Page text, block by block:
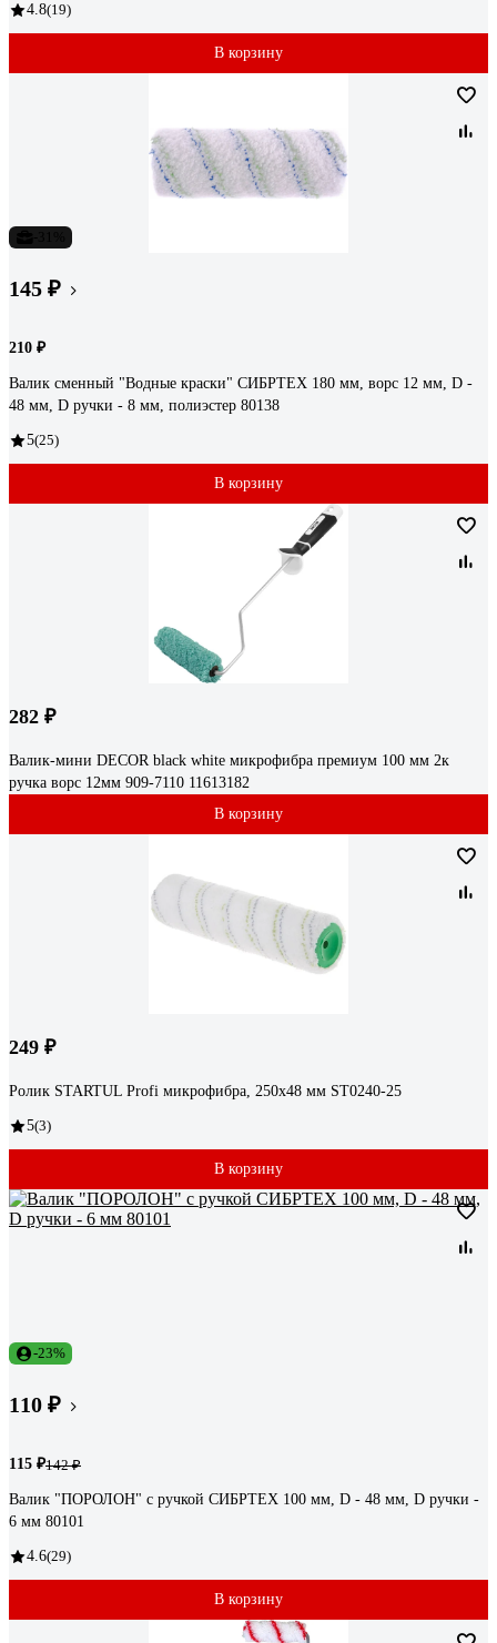
4.8(19)
В корзину
145 ₽
210 ₽
Валик сменный "Водные краски" СИБРТЕХ 180 мм, ворс 12 мм, D -
48 мм, D ручки - 8 мм, полиэстер 80138
5(25)
В корзину
282 ₽
Валик-мини DECOR black white микрофибра премиум 100 мм 2к
ручка ворс 12мм 909-7110 11613182
В корзину
249 ₽
Ролик STARTUL Profi микрофибра, 250x48 мм ST0240-25
5(3)
В корзину
-23%
110 ₽
115 ₽142 ₽
Валик "ПОРОЛОН" с ручкой СИБРТЕХ 100 мм, D - 48 мм, D ручки -
6 мм 80101
4.6(29)
В корзину